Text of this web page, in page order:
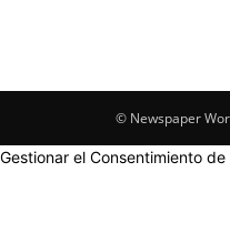
© Newspaper
Gestionar el Consentimiento de